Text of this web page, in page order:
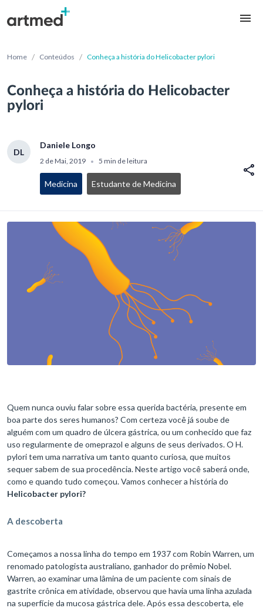
Home / Conteúdos / Conheça a história do Helicobacter pylori
Conheça a história do Helicobacter
pylori
DL
Daniele Longo
2 de Mai, 2019 • 5 min de leitura
Medicina Estudante de Medicina
Quem nunca ouviu falar sobre essa querida bactéria, presente em
boa parte dos seres humanos? Com certeza você já soube de
alguém com um quadro de úlcera gástrica, ou um conhecido que faz
uso regularmente de omeprazol e alguns de seus derivados. O H.
pylori tem uma narrativa um tanto quanto curiosa, que muitos
sequer sabem de sua procedência. Neste artigo você saberá onde,
como e quando tudo começou. Vamos conhecer a história do
Helicobacter pylori?
A descoberta
Começamos a nossa linha do tempo em 1937 com Robin Warren, um
renomado patologista australiano, ganhador do prêmio Nobel.
Warren, ao examinar uma lâmina de um paciente com sinais de
gastrite crônica em atividade, observou que havia uma linha azulada
na superfície da mucosa gástrica dele. Após essa descoberta, ele